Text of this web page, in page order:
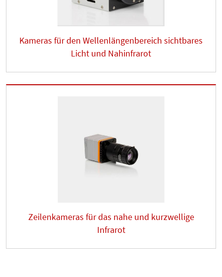
Kameras für den Wellenlängenbereich sichtbares
Licht und Nahinfrarot
Zeilenkameras für das nahe und kurzwellige
Infrarot